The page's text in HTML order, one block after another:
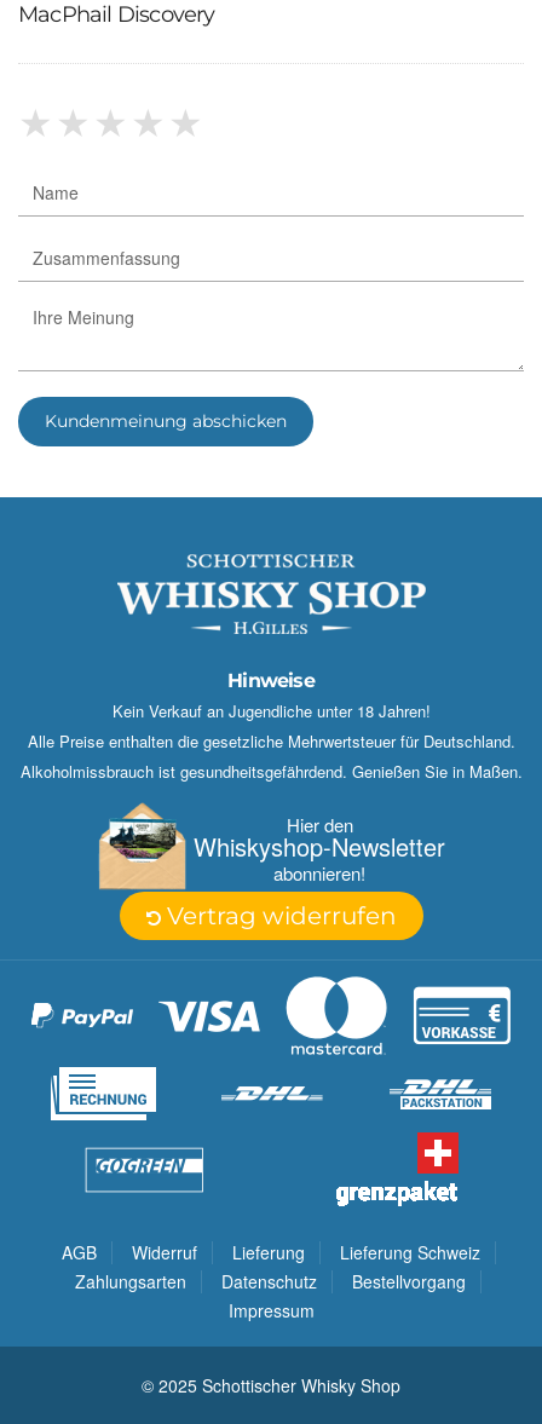
MacPhail Discovery
★★★★★
Kundenmeinung abschicken
Hinweise
Kein Verkauf an Jugendliche unter 18 Jahren!
Alle Preise enthalten die gesetzliche Mehrwertsteuer für Deutschland.
Alkoholmissbrauch ist gesundheitsgefährdend. Genießen Sie in Maßen.
Hier den
Whisky­shop-Newsletter
abonnieren!
Vertrag widerrufen
AGB Widerruf Lieferung
Lieferung Schweiz
Zahlungsarten
Datenschutz
Bestellvorgang
Impressum
© 2025 Schottischer Whisky Shop